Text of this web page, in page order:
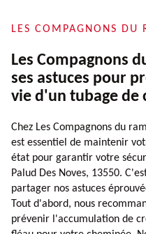
LES COMPAGNONS DU
Les Compagnons
ses astuces pour
vie d'un tubage de
Chez Les Compagnons du
est essentiel de maintenir
état pour garantir votre
Palud Des Noves, 13550.
partager nos astuces
Tout d'abord, nous
prévenir l'accumulation de